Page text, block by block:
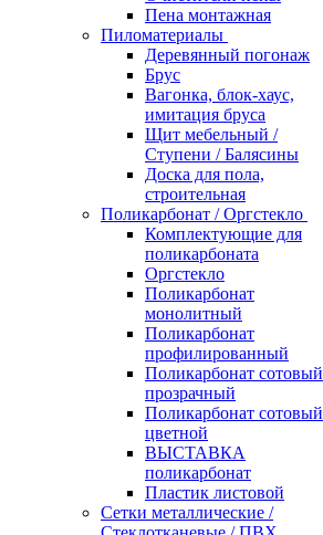
Пена монтажная
Пиломатериалы
Деревянный погонаж
Брус
Вагонка, блок-хаус,
имитация бруса
Щит мебельный /
Ступени / Балясины
Доска для пола,
строительная
Поликарбонат / Оргстекло
Комплектующие для
поликарбоната
Оргстекло
Поликарбонат
монолитный
Поликарбонат
профилированный
Поликарбонат сотовый
прозрачный
Поликарбонат сотовый
цветной
ВЫСТАВКА
поликарбонат
Пластик листовой
Сетки металлические /